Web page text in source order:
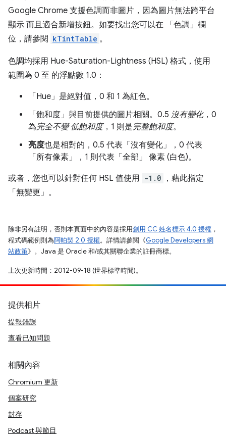
Google Chrome 支援色調而非圖片，因為圖片無法跨平台
顯示 而且適合新增按鈕。如要找出您可以在 「色調」欄
位，請參閱 kTintTable 。
色調均採用 Hue-Saturation-Lightness (HSL) 格式，使用
範圍為 0 至 的浮點數 1.0：
「Hue」 是絕對值，0 和 1 為紅色。
「飽和度」 與目前提供的圖片相關。0.5 沒有變化，0
為完全不變 低飽和度，1 則是完整飽和度。
亮度也是相對的，0.5 代表「沒有變化」
，0 代表
「所有像素」
，1 則代表「全部」 像素 (白色)。
或者，您也可以針對任何 HSL 值使用 -1.0
，藉此指定
「無變更」 。
除非另有註明，否則本頁面中的內容是採用創用 CC 姓名標示 4.0 授權 ，
程式碼範例則為阿帕契 2.0 授權。詳情請參閱《Google Developers 網
站政策》。Java 是 Oracle 和/或其關聯企業的註冊商標。
上次更新時間：2012-09-18 (世界標準時間)。
提供相片
提報錯誤
查看已知問題
相關內容
Chromium 更新
個案研究
封存
Podcast 與節目